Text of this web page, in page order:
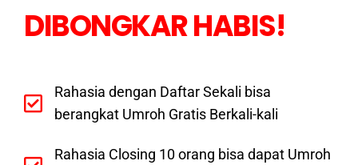
DIBONGKAR HABIS!
Rahasia dengan Daftar Sekali bisa
berangkat Umroh Gratis Berkali-kali
Rahasia Closing 10 orang bisa dapat Umroh